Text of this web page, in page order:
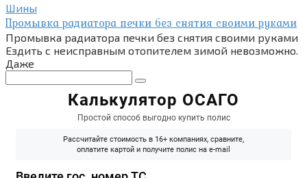
Шины
Промывка радиатора печки без снятия своими руками
Промывка радиатора печки без снятия своими руками
Ездить с неисправным отопителем зимой невозможно.
Даже
Поиск: